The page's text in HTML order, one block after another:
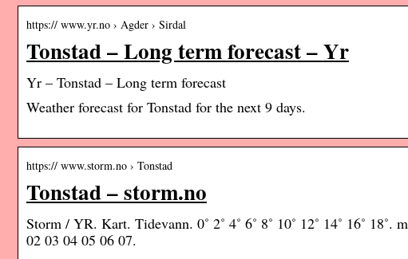
https:// www.yr.no › Agder › Sirdal
Tonstad – Long term forecast – Yr
Yr – Tonstad – Long term forecast
Weather forecast for Tonstad for the next 9 days.
https:// www.storm.no › Tonstad
Tonstad – storm.no
Storm / YR. Kart. Tidevann. 0˚ 2˚ 4˚ 6˚ 8˚ 10˚ 12˚ 14˚ 16˚
02 03 04 05 06 07.